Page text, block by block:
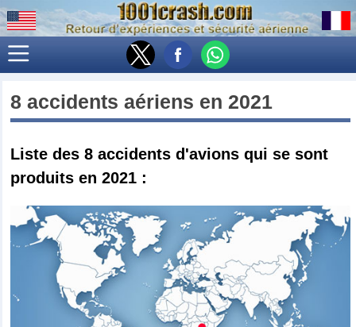
8 accidents aériens en 2021
Liste des 8accidents d'avions qui se sont
produits en 2021 :